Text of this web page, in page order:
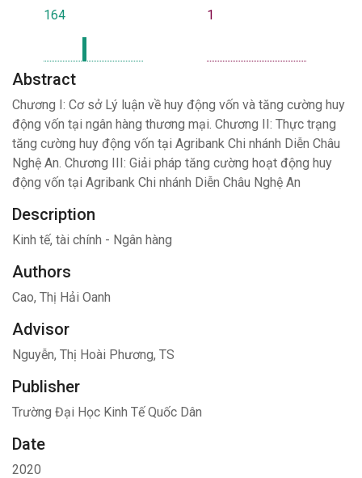
164
1
Abstract
Chương I: Cơ sở Lý luận về huy động vốn và tăng cường huy
động vốn tại ngân hàng thương mại. Chương II: Thực trạng
tăng cường huy động vốn tại Agribank Chi nhánh Diễn Châu
Nghệ An. Chương III: Giải pháp tăng cường hoạt động huy
động vốn tại Agribank Chi nhánh Diễn Châu Nghệ An
Description
Kinh tế, tài chính - Ngân hàng
Authors
Cao, Thị Hải Oanh
Advisor
Nguyễn, Thị Hoài Phương, TS
Publisher
Trường Đại Học Kinh Tế Quốc Dân
Date
2020